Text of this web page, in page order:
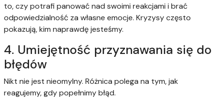
to, czy potrafi panować nad swoimi reakcjami i brać
odpowiedzialność za własne emocje. Kryzysy często
pokazują, kim naprawdę jesteśmy.
4. Umiejętność przyznawania się do
błędów
Nikt nie jest nieomylny. Różnica polega na tym, jak
reagujemy, gdy popełnimy błąd.